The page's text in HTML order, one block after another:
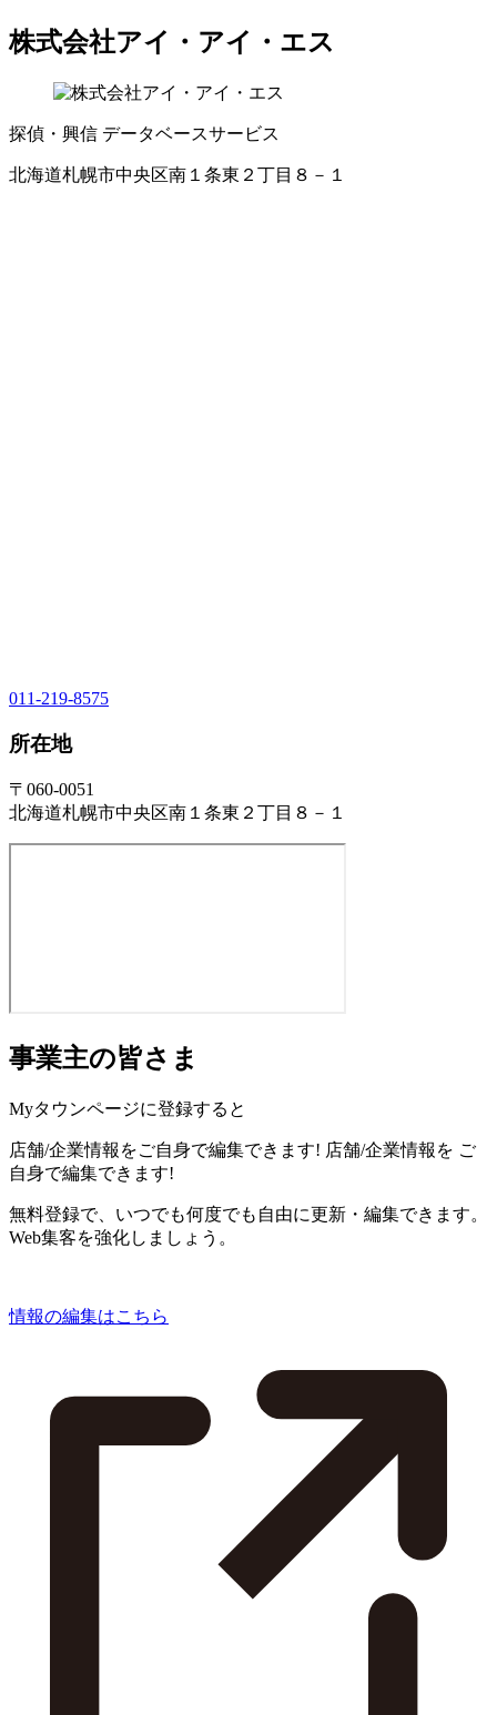
株式会社アイ・アイ・エス
探偵・興信 データベースサービス
北海道札幌市中央区南１条東２丁目８－１
011-219-8575
所在地
〒060-0051
北海道札幌市中央区南１条東２丁目８－１
事業主の皆さま
Myタウンページに登録すると
店舗/企業情報をご自身で編集できます! 店舗/企業情報を ご
自身で編集できます!
無料登録で、いつでも何度でも自由に更新・編集できます。
Web集客を強化しましょう。
情報の編集はこちら